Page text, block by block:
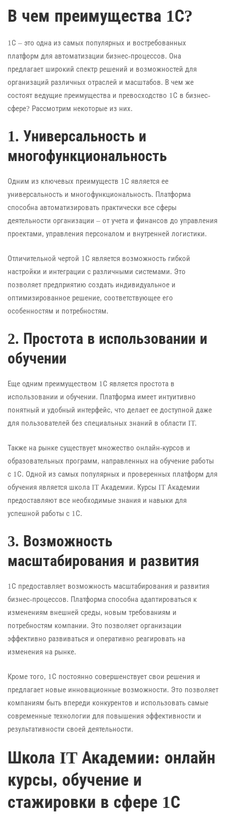
В чем преимущества 1С?
1С – это одна из самых популярных и востребованных
платформ для автоматизации бизнес-процессов. Она
предлагает широкий спектр решений и возможностей для
организаций различных отраслей и масштабов. В чем же
состоят ведущие преимущества и превосходство 1С в бизнес-
сфере? Рассмотрим некоторые из них.
1. Универсальность и
многофункциональность
Одним из ключевых преимуществ 1С является ее
универсальность и многофункциональность. Платформа
способна автоматизировать практически все сферы
деятельности организации – от учета и финансов до управления
проектами, управления персоналом и внутренней логистики.
Отличительной чертой 1С является возможность гибкой
настройки и интеграции с различными системами. Это
позволяет предприятию создать индивидуальное и
оптимизированное решение, соответствующее его
особенностям и потребностям.
2. Простота в использовании и
обучении
Еще одним преимуществом 1С является простота в
использовании и обучении. Платформа имеет интуитивно
понятный и удобный интерфейс, что делает ее доступной даже
для пользователей без специальных знаний в области IT.
Также на рынке существует множество онлайн-курсов и
образовательных программ, направленных на обучение работы
с 1С. Одной из самых популярных и проверенных платформ для
обучения является школа IT Академии. Курсы IT Академии
предоставляют все необходимые знания и навыки для
успешной работы с 1С.
3. Возможность
масштабирования и развития
1С предоставляет возможность масштабирования и развития
бизнес-процессов. Платформа способна адаптироваться к
изменениям внешней среды, новым требованиям и
потребностям компании. Это позволяет организации
эффективно развиваться и оперативно реагировать на
изменения на рынке.
Кроме того, 1С постоянно совершенствует свои решения и
предлагает новые инновационные возможности. Это позволяет
компаниям быть впереди конкурентов и использовать самые
современные технологии для повышения эффективности и
результативности своей деятельности.
Школа IT Академии: онлайн
курсы, обучение и
стажировки в сфере 1С